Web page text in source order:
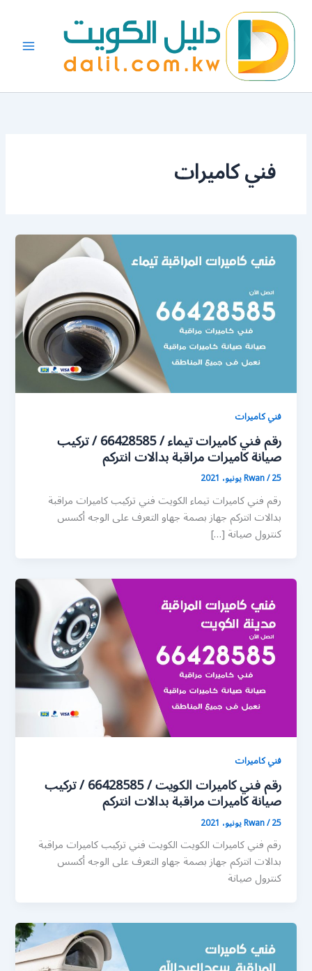
المحتوى
فني كاميرات
فني كاميرات
رقم فني كاميرات تيماء / 66428585 / تركيب
صيانة كاميرات مراقبة بدالات انتركم
Rwan/25 يونيو، 2021
رقم فني كاميرات تيماء الكويت فني تركيب كاميرات مراقبة
بدالات انتركم جهاز بصمة جهاو التعرف على الوجه أكسس
كنترول صيانة […]
فني كاميرات
رقم فني كاميرات الكويت / 66428585 / تركيب
صيانة كاميرات مراقبة بدالات انتركم
Rwan/25 يونيو، 2021
رقم فني كاميرات الكويت الكويت فني تركيب كاميرات مراقبة
بدالات انتركم جهاز بصمة جهاو التعرف على الوجه أكسس
كنترول صيانة